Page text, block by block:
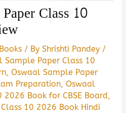
Class 10
/ ByShrishti Pandey /
Sample Paper Class 10
,Oswaal Sample Paper
Preparation,Oswaal
2026 Book for CBSE Board,
10 2026 Book Hindi